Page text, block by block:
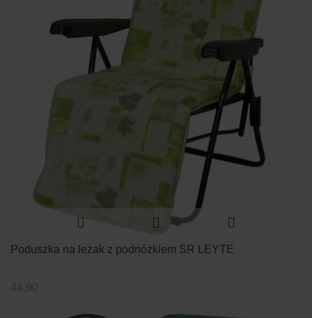
Poduszka na leżak z podnóżkiem SR LEYTE
44.90